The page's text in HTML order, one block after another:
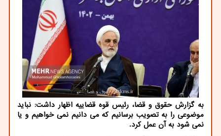
به گزارش حقوق و قضا، رئیس قوه قضاییه اظهار داشت: نباید
موضوعی را به تصویب برسانیم که می دانیم نمی خواهیم و یا
نمی شود به آن عمل کرد.